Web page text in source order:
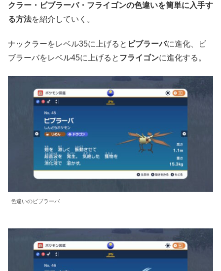
クラー・ビブラーバ・フライゴンの色違いを簡単に入手す
る方法を紹介していく。
ナックラーをレベル35に上げると ビブラーバに進化、ビ
ブラーバをレベル45に上げると フライゴンに進化する。
色違いのビブラーバ